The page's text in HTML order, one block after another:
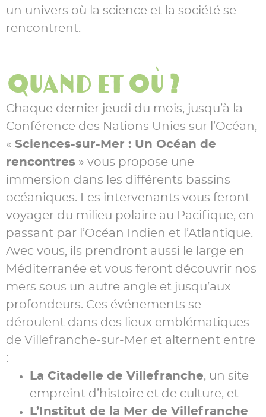
un univers où la science et la société se
rencontrent.
Quand et où ?
Chaque dernier jeudi du mois, jusqu’à la
Conférence des Nations Unies sur l’Océan,
« Sciences-sur-Mer : Un Océan de
rencontres » vous propose une
immersion dans les différents bassins
océaniques. Les intervenants vous feront
voyager du milieu polaire au Pacifique, en
passant par l’Océan Indien et l’Atlantique.
Avec vous, ils prendront aussi le large en
Méditerranée et vous feront découvrir nos
mers sous un autre angle et jusqu’aux
profondeurs. Ces événements se
déroulent dans des lieux emblématiques
de Villefranche-sur-Mer et alternent entre
:
La Citadelle de Villefranche, un site
empreint d’histoire et de culture, et
L’ Institut de la Mer de Villefranche